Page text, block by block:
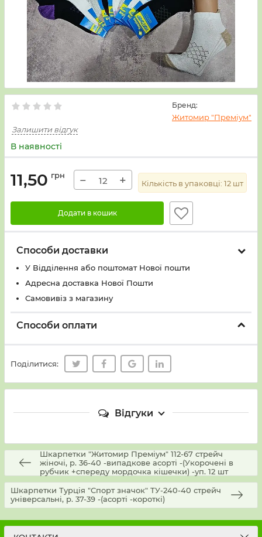
Бренд:
Житомир "Преміум"
Залишити відгук
В наявності
11,50 грн − + Кількість в упаковці: 12 шт
Додати в кошик
Способи доставки
У Вiддiлення або поштомат Нової пошти
Адресна доставка Нової Пошти
Самовивіз з магазину
Способи оплати
Поділитися:
Відгуки
Шкарпетки "Житомир Преміум" 112-67 стрейч
жіночі, р. 36-40 -випадкове асорті -(Укорочені в
рубчик +спереду мордочка кішечки) -уп. 12 шт
Шкарпетки Турція "Спорт значок" ТУ-240-40 стрейч
універсальні, р. 37-39 -(асорті -короткі)